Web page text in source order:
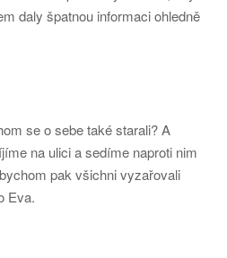
daly špatnou informaci ohledně
se o sebe také starali? A
na ulici a sedíme naproti nim
pak všichni vyzařovali
Eva.